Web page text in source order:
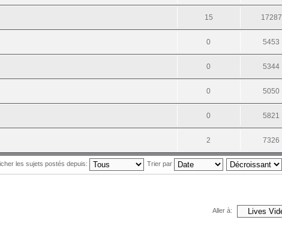
15 17287
0 5453
0 5344
0 5050
0 5821
2 7326
les sujets postés depuis: Trier par
Aller à: